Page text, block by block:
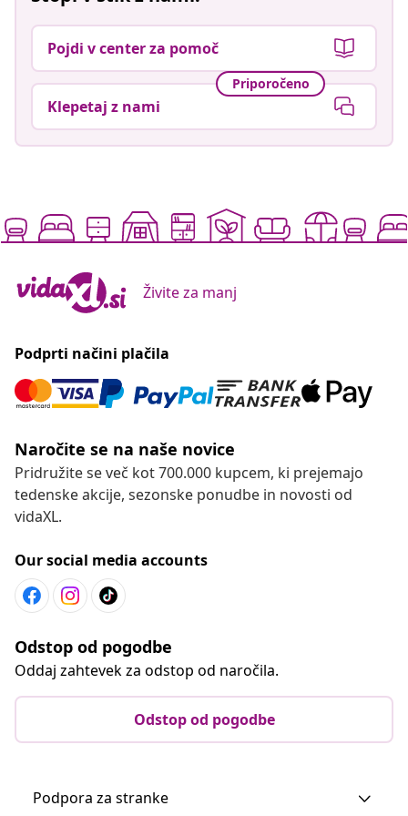
Pojdi v center za pomoč
Priporočeno
Klepetaj z nami
Živite za manj
Podprti načini plačila
Naročite se na naše novice
Pridružite se več kot 700.000 kupcem, ki prejemajo
tedenske akcije, sezonske ponudbe in novosti od
vidaXL.
Our social media accounts
Odstop od pogodbe
Oddaj zahtevek za odstop od naročila.
Odstop od pogodbe
Podpora za stranke